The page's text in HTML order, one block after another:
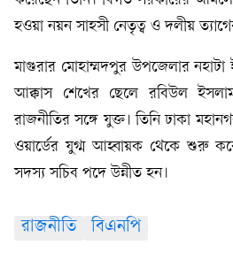
হওয়া নয়ন সাহসী নেতৃত্ব ও দলীয়
মাগুরার মোহাম্মদপুর উপজেলার নহাটা
আক্কাস শেখের ছেলে রবিউল
রাজনীতির সঙ্গে যুক্ত। তিনি ঢাকা
ওয়ার্ডের যুগ্ম আহ্বায়ক থেকে শুরু
সদস্য সচিব পদে উন্নীত হন।
রাজনীতি বিএনপি